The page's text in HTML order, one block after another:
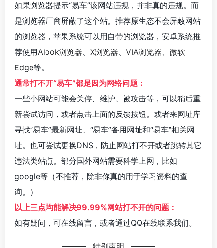
如果浏览器提示“易车”该网站违规，并非真的违规。而
是浏览器厂商屏蔽了这个站。推荐原生态不会屏蔽网站
的浏览器，苹果系统可以用自带的浏览器，安卓系统推
荐使用Alook浏览器、 X浏览器、 VIA浏览器、 微软
Edge等。
通常打不开“易车”都是因为网络问题：
一些小网站可能会关停、维护、被攻击等，可以稍后重
新尝试访问，或者点击上面的反馈按钮。或者来网址库
寻找“易车”最新网址、“易车”备用网址和“易车”相关网
址。也可尝试更换DNS，防止网站打不开或者跳转其它
违法类站点。部分国外网站需要科学上网，比如
google等（不推荐，除非你真的用于学习资料的查
询。）
以上三点均能解决99.99%网站打不开的问题：
如有疑问，可在线留言，或者通过QQ在线联系我们。